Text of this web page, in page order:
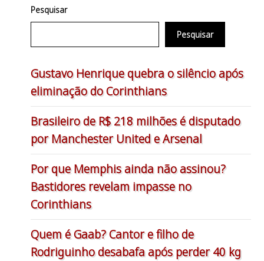
Pesquisar
Pesquisar
Gustavo Henrique quebra o silêncio após
eliminação do Corinthians
Brasileiro de R$ 218 milhões é disputado
por Manchester United e Arsenal
Por que Memphis ainda não assinou?
Bastidores revelam impasse no
Corinthians
Quem é Gaab? Cantor e filho de
Rodriguinho desabafa após perder 40 kg